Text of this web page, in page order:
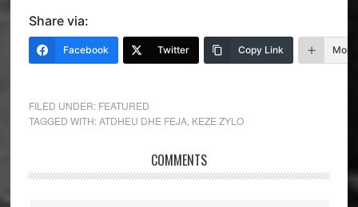
Share via:
Facebook Twitter Copy Link More
FILED UNDER: FEATURED
TAGGED WITH:ATDHEU DHE FEJA, KEZE ZYLO
COMMENTS